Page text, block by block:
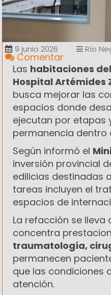
9 junio 2026 Río
Comentar
Las habitaciones
Hospital Artémides
busca mejorar las
espacios donde
ejecutan por etapas
permanencia dentro
Según informó el
inversión provincial
edilicias destinadas
tareas incluyen el
espacios de
La refacción se
concentra
traumatología,
permanecen
que las condiciones
atención.